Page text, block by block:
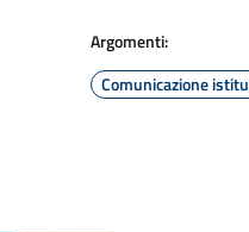
Argomenti:
Comunicazione